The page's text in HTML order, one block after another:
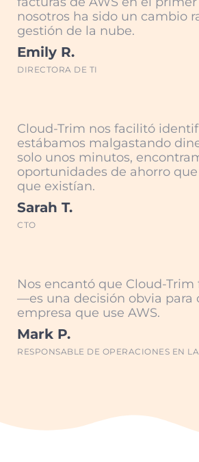
nosotros ha sido un cambio
gestión de la nube.
Emily R.
DIRECTORA DE TI
Cloud-Trim nos facilitó
estábamos malgastando
solo unos minutos,
oportunidades de ahorro
que existían.
Sarah T.
CTO
Nos encantó que Cloud-
—es una decisión obvia para
empresa que use AWS.
Mark P.
RESPONSABLE DE OPERACIONES EN